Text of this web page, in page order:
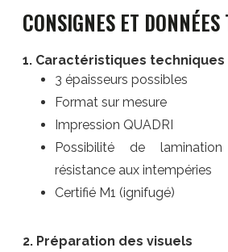
CONSIGNES ET
1. Caractéristiques techniques
3 épaisseurs possibles
Format sur mesure
Impression QUADRI
Possibilité de
résistance aux intempéries
Certifié M1 (ignifugé)
2. Préparation des visuels